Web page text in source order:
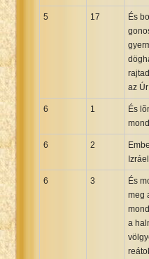
5 17
És
az
6 1
És
6 2
6 3
És
meg
a